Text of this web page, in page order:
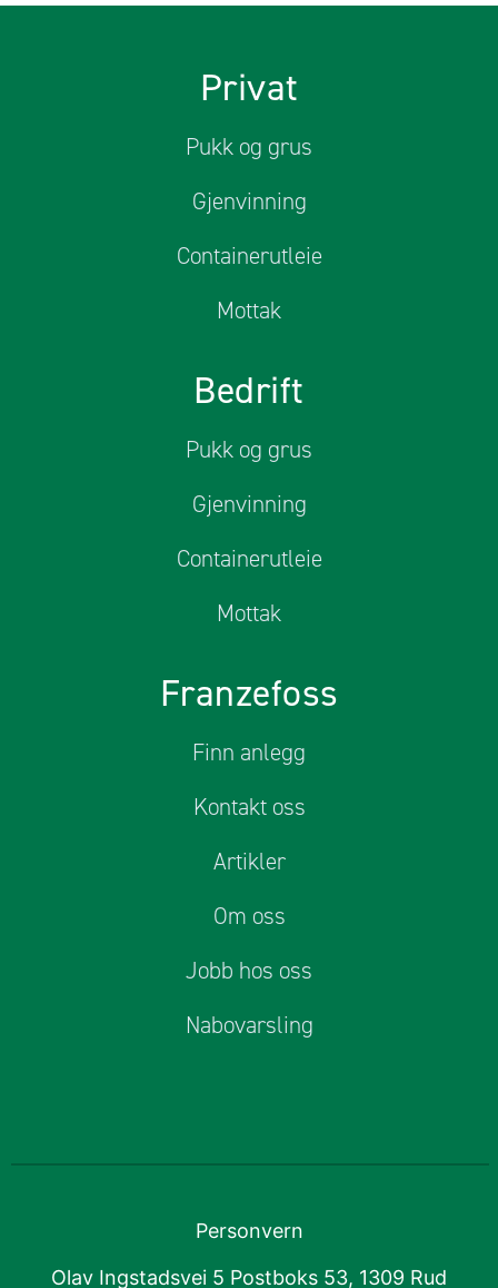
Privat
Pukk og grus
Gjenvinning
Containerutleie
Mottak
Bedrift
Pukk og grus
Gjenvinning
Containerutleie
Mottak
Franzefoss
Finn anlegg
Kontakt oss
Artikler
Om oss
Jobb hos oss
Nabovarsling
Personvern
Olav Ingstadsvei 5 Postboks 53, 1309 Rud